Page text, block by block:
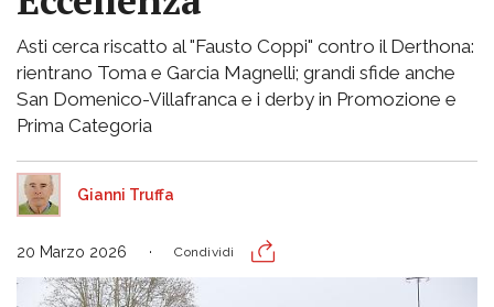
Asti cerca riscatto al "Fausto Coppi" contro il Derthona:
rientrano Toma e Garcia Magnelli; grandi sfide anche
San Domenico-Villafranca e i derby in Promozione e
Prima Categoria
Gianni Truffa
20 Marzo 2026 Condividi